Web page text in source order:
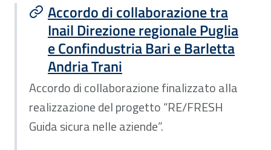
Accordo di collaborazione tra
Inail Direzione regionale Puglia
e Confindustria Bari e Barletta
Andria Trani
Accordo di collaborazione finalizzato alla
realizzazione del progetto “RE/FRESH
Guida sicura nelle aziende”.